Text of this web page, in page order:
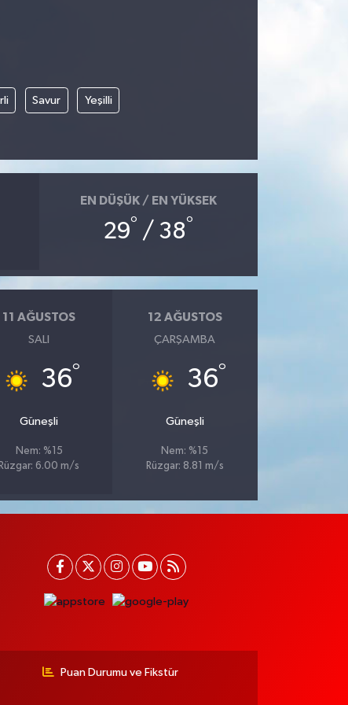
Savur Yeşilli
EN DÜŞÜK / EN YÜKSEK
29° / 38°
11 AĞUSTOS
SALI
36°
Güneşli
Nem: %15
Rüzgar: 6.00 m/s
12 AĞUSTOS
ÇARŞAMBA
36°
Güneşli
Nem: %15
Rüzgar: 8.81 m/s
Puan Durumu ve Fikstür